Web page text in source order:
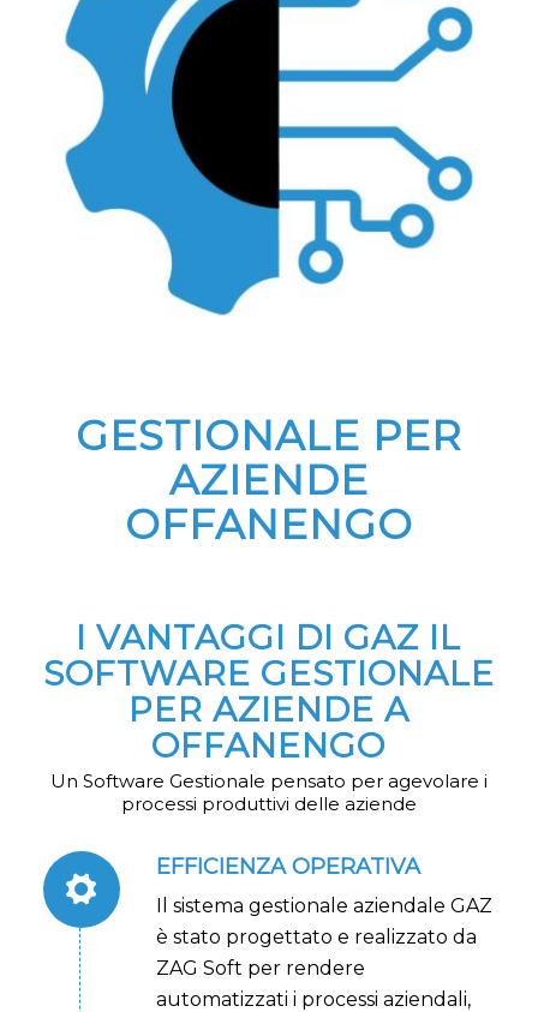
GESTIONALE PER
AZIENDE
OFFANENGO
I VANTAGGI DI GAZ IL
SOFTWARE GESTIONALE
PER AZIENDE A
OFFANENGO
Un Software Gestionale pensato per agevolare i
processi produttivi delle aziende
EFFICIENZA OPERATIVA
Il sistema gestionale aziendale GAZ
è stato progettato e realizzato da
ZAG Soft per rendere
automatizzati i processi aziendali,